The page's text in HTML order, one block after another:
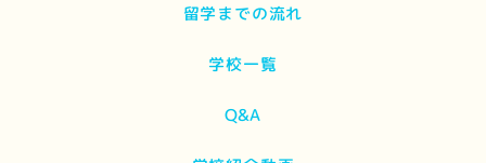
留学までの流れ
学校一覧
Q&A